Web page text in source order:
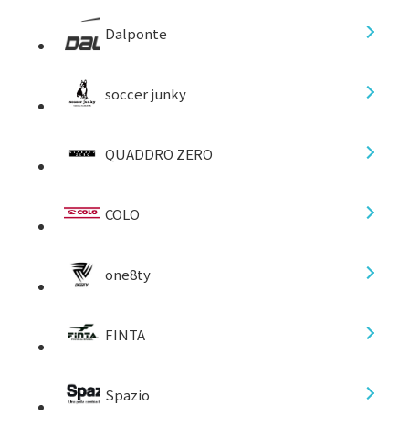
Dalponte
soccer junky
QUADDRO ZERO
COLO
one8ty
FINTA
Spazio